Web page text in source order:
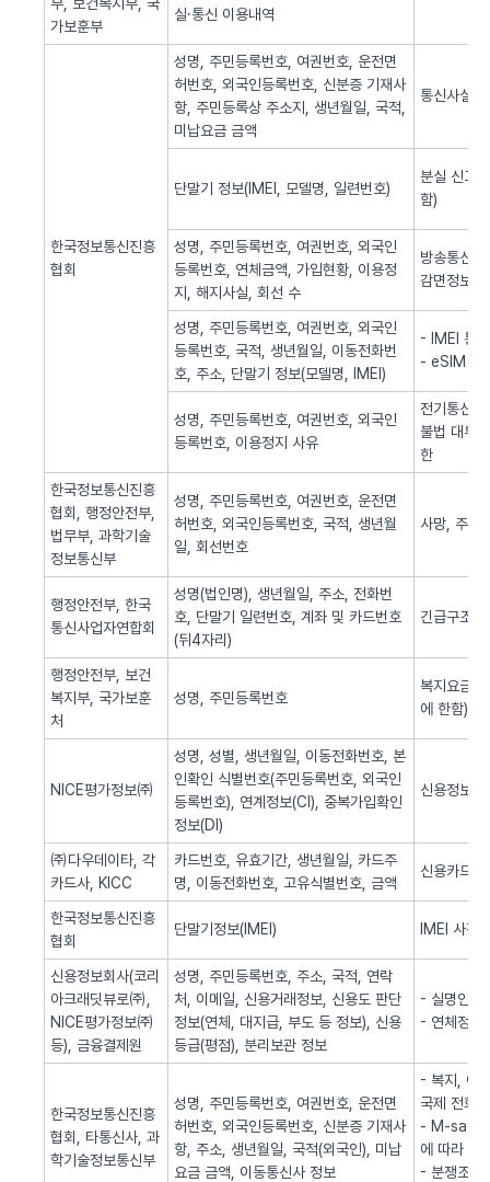
가보훈부
실·통신 이용내역
한국정보통신진흥
협회
성명, 주민등록번호, 여권번호, 운전면
허번호, 외국인등록번호, 신분증 기재사
항, 주민등록상 주소지, 생년월일, 국적,
미납요금 금액
통신사실
단말기 정보(IMEI, 모델명, 일련번호)
분실 신고
함)
성명, 주민등록번호, 여권번호, 외국인
등록번호, 연체금액, 가입현황, 이용정
지, 해지사실, 회선 수
방송통신
감면정보
성명, 주민등록번호, 여권번호, 외국인
등록번호, 국적, 생년월일, 이동전화번
호, 주소, 단말기 정보(모델명, IMEI)
- IMEI 통
- eSIM 동
성명, 주민등록번호, 여권번호, 외국인
등록번호, 이용정지 사유
전기통신
불법 대부
한
한국정보통신진흥
협회, 행정안전부,
법무부, 과학기술
정보통신부
성명, 주민등록번호, 여권번호, 운전면
허번호, 외국인등록번호, 국적, 생년월
일, 회선번호
사망, 주민
행정안전부, 한국
통신사업자연합회
성명(법인명), 생년월일, 주소, 전화번
호, 단말기 일련번호, 계좌 및 카드번호
(뒤4자리)
긴급구조(
행정안전부, 보건
복지부, 국가보훈
처
성명, 주민등록번호
복지요금
에 한함)
NICE평가정보㈜
성명, 성별, 생년월일, 이동전화번호, 본
인확인 식별번호(주민등록번호, 외국인
등록번호), 연계정보(CI), 중복가입확인
정보(DI)
신용정보
㈜다우데이타, 각
카드사, KICC
카드번호, 유효기간, 생년월일, 카드주
명, 이동전화번호, 고유식별번호, 금액
신용카드
한국정보통신진흥
협회
단말기정보(IMEI) IMEI 사전
신용정보회사(코리
아크래딧뷰로㈜,
NICE평가정보㈜
등), 금융결제원
성명, 주민등록번호, 주소, 국적, 연락
처, 이메일, 신용거래정보, 신용도 판단
정보(연체, 대지급, 부도 등 정보), 신용
등급(평점), 분리보관 정보
- 실명인증
- 연체정보
한국정보통신진흥
협회, 타통신사, 과
학기술정보통신부
성명, 주민등록번호, 여권번호, 운전면
허번호, 외국인등록번호, 신분증 기재사
항, 주소, 생년월일, 국적(외국인), 미납
요금 금액, 이동통신사 정보
- 복지, 이
국제 전화
- M-safer
에 따라
- 분쟁조정